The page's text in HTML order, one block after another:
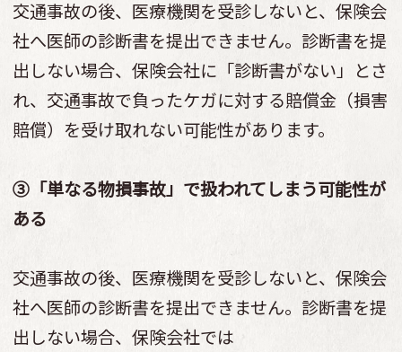
交通事故の後、医療機関を受診しないと、保険会
社へ医師の診断書を提出できません。診断書を提
出しない場合、保険会社に「診断書がない」とさ
れ、交通事故で負ったケガに対する賠償金（損害
賠償）を受け取れない可能性があります。
③「単なる物損事故」で扱われてしまう可能性が
ある
交通事故の後、医療機関を受診しないと、保険会
社へ医師の診断書を提出できません。診断書を提
出しない場合、保険会社では